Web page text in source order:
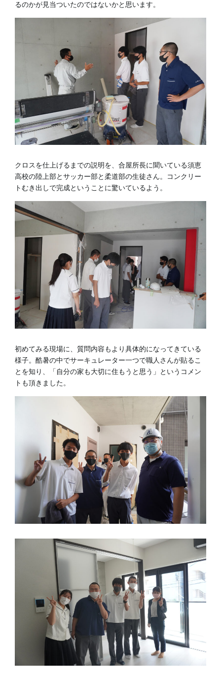
るのかが見当ついたのではないかと思います。
クロスを仕上げるまでの説明を、合屋所長に聞いている須恵
高校の陸上部とサッカー部と柔道部の生徒さん。コンクリー
トむき出しで完成ということに驚いているよう。
初めてみる現場に、質問内容もより具体的になってきている
様子。酷暑の中でサーキュレーター一つで職人さんが貼るこ
とを知り、「自分の家も大切に住もうと思う」というコメン
トも頂きました。